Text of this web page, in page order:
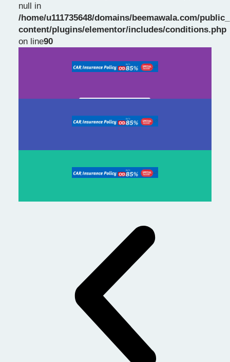
null in
/home/u111735648/domains/beemawala.com/
content/plugins/elementor/includes/conditions.php
on line90
Slide 1 Heading